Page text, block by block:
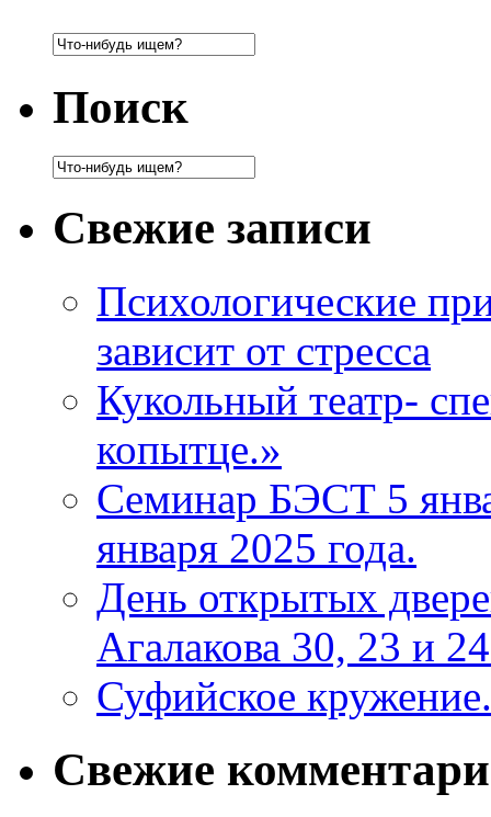
Поиск
Свежие записи
Психологические
зависит от стресса
Кукольный театр-
копытце.»
Семинар БЭСТ 5
января 2025 года.
День открытых
Агалакова 30, 23 и
Суфийское кружение.
Свежие